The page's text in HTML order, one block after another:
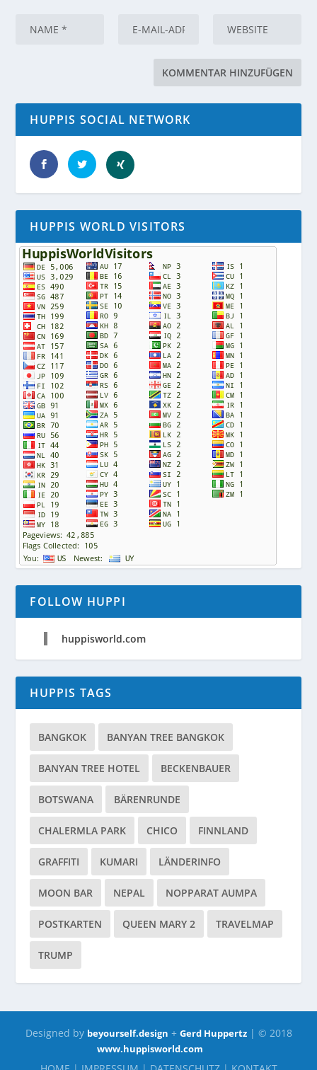
HUPPIS SOCIAL NETWORK
HUPPIS WORLD VISITORS
FOLLOW HUPPI
huppisworld.com
HUPPIS TAGS
BANGKOK BANYAN TREE BANGKOK
BANYAN TREE HOTEL BECKENBAUER
BOTSWANA BÄRENRUNDE
CHALERMLA PARK CHICO FINNLAND
GRAFFITI KUMARI LÄNDERINFO
MOON BAR NEPAL NOPPARAT AUMPA
POSTKARTEN QUEEN MARY 2 TRAVELMAP
TRUMP
Designed by beyourself.design + Gerd Huppertz| © 2018
www.huppisworld.com